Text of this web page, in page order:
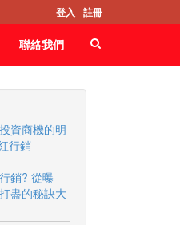
登入 註冊
聯絡我們
資商機的明
行銷
銷? 從曝
盡的秘訣大